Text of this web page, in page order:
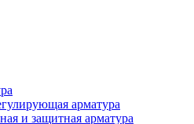
арматура
и защитная арматура